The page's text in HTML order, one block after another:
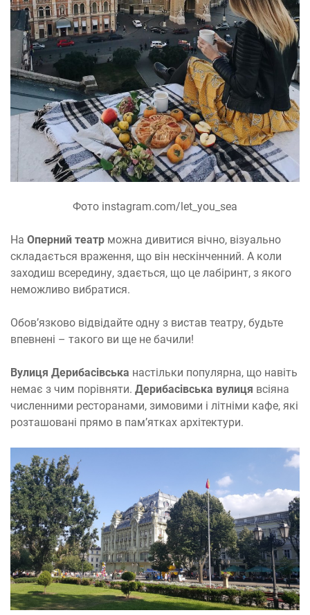
Фото instagram.com/let_you_sea
На Оперний театр можна дивитися вічно, візуально
складається враження, що він нескінченний. А коли
заходиш всередину, здається, що це лабіринт, з якого
неможливо вибратися.
Обов’язково відвідайте одну з вистав театру, будьте
впевнені – такого ви ще не бачили!
Вулиця Дерибасівська настільки популярна, що навіть
немає з чим порівняти. Дерибасівська вулиця всіяна
численними ресторанами, зимовими і літніми кафе, які
розташовані прямо в пам’ятках архітектури.